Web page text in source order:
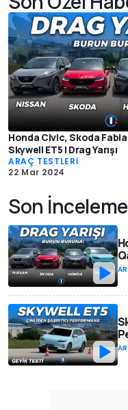
Honda Civic, Skoda
Skywell ET5 | Drag Yarışı
ARAÇ TESTLERİ
22 Mar 2024
Son